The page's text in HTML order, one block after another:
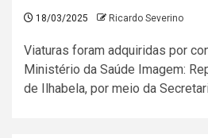
18/03/2025 Ricardo Severino
Viaturas foram adquiridas por
Ministério da Saúde Imagem:
de Ilhabela, por meio da